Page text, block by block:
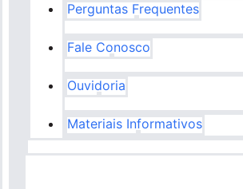
Perguntas Frequentes
Fale Conosco
Ouvidoria
Materiais Informativos